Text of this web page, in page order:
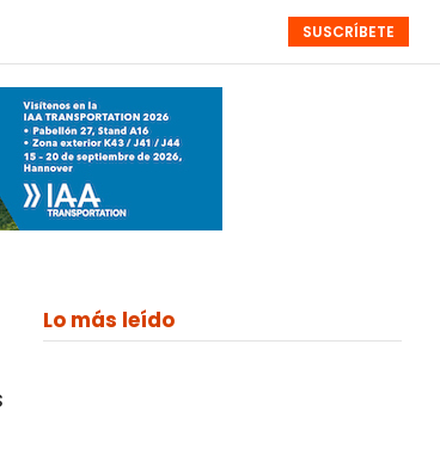
MONOGRÁFICOS EVENTOS
SUSCRÍBETE
Lo más leído